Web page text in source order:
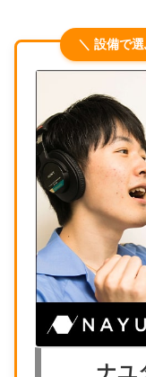
＼ 設備で
ナユ